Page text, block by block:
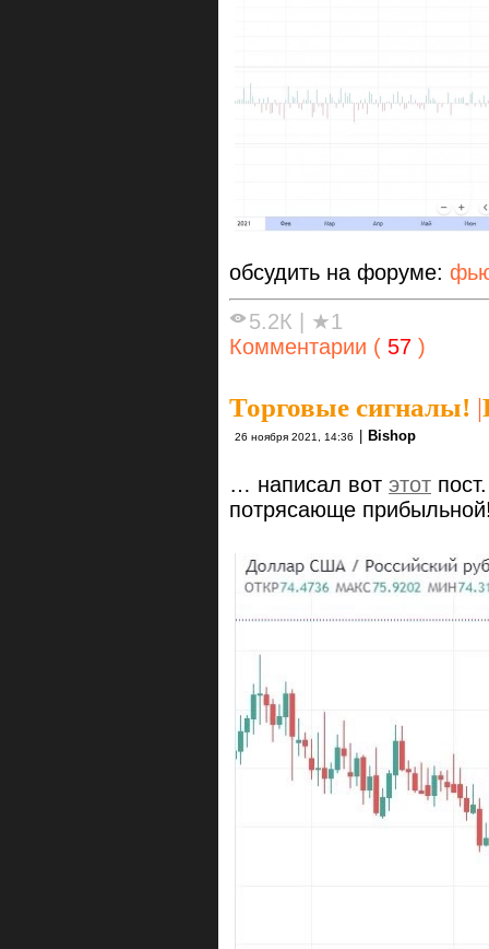
обсудить на форуме:
5.2К
★1
Комментарии ( 57 )
Торговые сигналы! |
26 ноября 2021, 14:36 Bishop
… написал вот этот
потрясающе